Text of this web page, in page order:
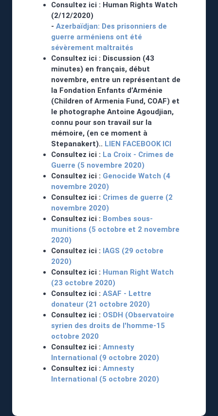
Consultez ici : Human Rights Watch
(2/12/2020)
- Azerbaïdjan: Des prisonniers de
guerre arméniens ont été
sévèrement maltraités
Consultez ici : Discussion (43
minutes) en français, début
novembre, entre un représentant de
la Fondation Enfants d’Arménie
(Children of Armenia Fund, COAF) et
le photographe Antoine Agoudjian,
connu pour son travail sur la
mémoire, (en ce moment à
Stepanakert).. LIEN FACEBOOK ICI
Consultez ici : La Croix - Crimes de
Guerre (5 novembre 2020)
Consultez ici : Genocide Watch (4
novembre 2020)
Consultez ici : Crimes de guerre (2
novembre 2020)
Consultez ici : Bombes sous-
munitions (5 octobre et 2 novembre
2020)
Consultez ici : IAGS (29 octobre
2020)
Consultez ici : Human Right Watch
(23 octobre 2020)
Consultez ici : ASAF - Lettre
donateur (21 octobre 2020)
Consultez ici : OSDH (Observatoire
syrien des droits de l'homme-15
octobre 2020
Consultez ici : Amnesty
International (9 octobre 2020)
Consultez ici : Amnesty
International (5 octobre 2020)